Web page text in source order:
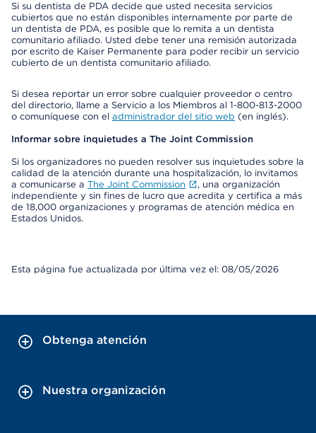
Si su dentista de PDA decide que usted necesita servicios
cubiertos que no están disponibles internamente por parte de
un dentista de PDA, es posible que lo remita a un dentista
comunitario afiliado. Usted debe tener una remisión autorizada
por escrito de Kaiser Permanente para poder recibir un servicio
cubierto de un dentista comunitario afiliado.
Si desea reportar un error sobre cualquier proveedor o centro
del directorio, llame a Servicio a los Miembros al 1-800-813-2000
o comuníquese con el administrador del sitio web (en inglés).
Informar sobre inquietudes a The Joint Commission
Si los organizadores no pueden resolver sus inquietudes sobre la
calidad de la atención durante una hospitalización, lo invitamos
a comunicarse a The Joint Commission
, una organización
independiente y sin fines de lucro que acredita y certifica a más
de 18,000 organizaciones y programas de atención médica en
Estados Unidos.
Esta página fue actualizada por última vez el: 08/05/2026
Obtenga atención
Nuestra organización